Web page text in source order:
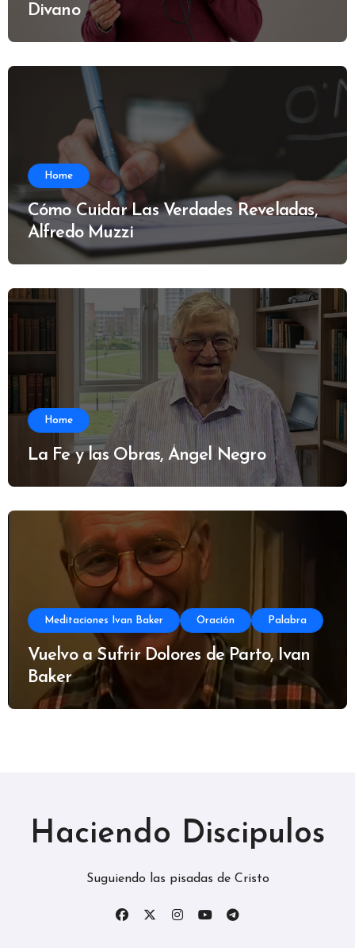
Divano
Home
Cómo Cuidar Las Verdades Reveladas,
Alfredo Muzzi
Home
La Fe y las Obras, Ángel Negro
Meditaciones Ivan Baker Oración Palabra
Vuelvo a Sufrir Dolores de Parto, Ivan
Baker
Haciendo Discipulos
Suguiendo las pisadas de Cristo